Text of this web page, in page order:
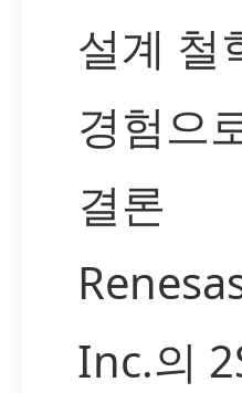
설계 철
경험으
결론
Inc.의